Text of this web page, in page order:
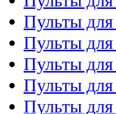
Пульты
Пульты
Пульты для
Пульты для
Пульты для